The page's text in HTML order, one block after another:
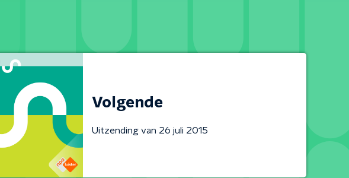
Volgende
Uitzending van 26 juli 2015